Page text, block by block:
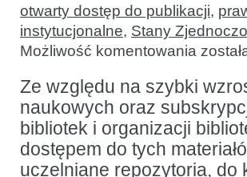
otwarty dostęp do publikacji,
instytucjonalne, Stany
Możliwość komentowania Repozytoria
dostęp
i prawa
autorskie:
o
i
Ze względu na szybki
naukowych oraz
bibliotek i organizacji
dostępem do tych
uczelniane repozytoria,